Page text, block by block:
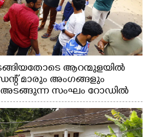
ആറന്മുളയിൽ
മാരും അംഗങ്ങളും
അടങ്ങുന്ന സംഘം റോഡിൽ
മറ്റ് മാലിന്യങ്ങളും